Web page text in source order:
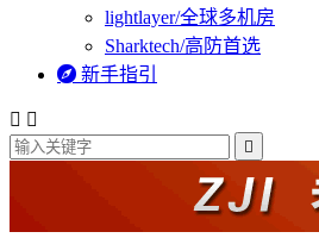
lightlayer/全球多机房
Sharktech/高防首选
 新手指引
 
